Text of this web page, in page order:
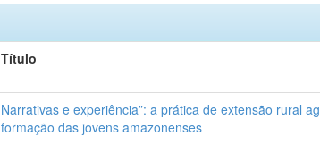
Título
Narrativas e experiência”: a prática de extensão rural
formação das jovens amazonenses